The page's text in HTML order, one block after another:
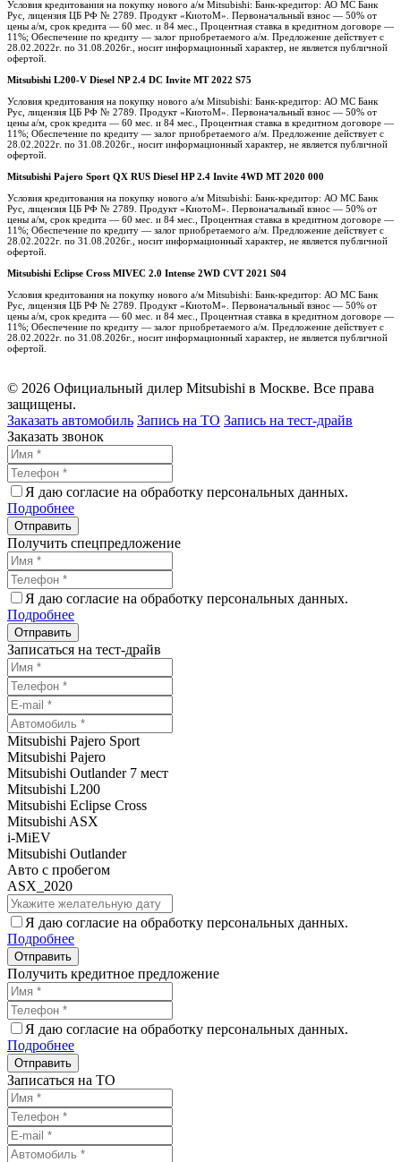
Условия кредитования на покупку нового а/м Mitsubishi: Банк-кредитор: АО МС Банк
Рус, лицензия ЦБ РФ № 2789. Продукт «КиотоМ». Первоначальный взнос — 50% от
цены а/м, срок кредита — 60 мес. и 84 мес., Процентная ставка в кредитном договоре —
11%; Обеспечение по кредиту — залог приобретаемого а/м. Предложение действует с
28.02.2022г. по 31.08.2026г., носит информационный характер, не является публичной
офертой.
Mitsubishi L200-V Diesel NP 2.4 DC Invite MT 2022 S75
Условия кредитования на покупку нового а/м Mitsubishi: Банк-кредитор: АО МС Банк
Рус, лицензия ЦБ РФ № 2789. Продукт «КиотоМ». Первоначальный взнос — 50% от
цены а/м, срок кредита — 60 мес. и 84 мес., Процентная ставка в кредитном договоре —
11%; Обеспечение по кредиту — залог приобретаемого а/м. Предложение действует с
28.02.2022г. по 31.08.2026г., носит информационный характер, не является публичной
офертой.
Mitsubishi Pajero Sport QX RUS Diesel HP 2.4 Invite 4WD MT 2020 000
Условия кредитования на покупку нового а/м Mitsubishi: Банк-кредитор: АО МС Банк
Рус, лицензия ЦБ РФ № 2789. Продукт «КиотоМ». Первоначальный взнос — 50% от
цены а/м, срок кредита — 60 мес. и 84 мес., Процентная ставка в кредитном договоре —
11%; Обеспечение по кредиту — залог приобретаемого а/м. Предложение действует с
28.02.2022г. по 31.08.2026г., носит информационный характер, не является публичной
офертой.
Mitsubishi Eclipse Cross MIVEC 2.0 Intense 2WD CVT 2021 S04
Условия кредитования на покупку нового а/м Mitsubishi: Банк-кредитор: АО МС Банк
Рус, лицензия ЦБ РФ № 2789. Продукт «КиотоМ». Первоначальный взнос — 50% от
цены а/м, срок кредита — 60 мес. и 84 мес., Процентная ставка в кредитном договоре —
11%; Обеспечение по кредиту — залог приобретаемого а/м. Предложение действует с
28.02.2022г. по 31.08.2026г., носит информационный характер, не является публичной
офертой.
© 2026 Официальный дилер Mitsubishi в Москве. Все права
защищены.
Заказать автомобиль Запись на ТО Запись на тест-драйв
Заказать звонок
Я даю согласие на обработку персональных данных.
Подробнее
Получить спецпредложение
Я даю согласие на обработку персональных данных.
Подробнее
Записаться на тест-драйв
Mitsubishi Pajero Sport
Mitsubishi Pajero
Mitsubishi Outlander 7 мест
Mitsubishi L200
Mitsubishi Eclipse Cross
Mitsubishi ASX
i-MiEV
Mitsubishi Outlander
Авто с пробегом
ASX_2020
Я даю согласие на обработку персональных данных.
Подробнее
Получить кредитное предложение
Я даю согласие на обработку персональных данных.
Подробнее
Записаться на ТО